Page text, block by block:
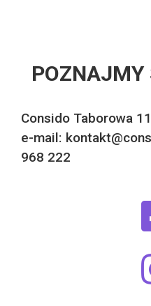
POZNAJMY
Consido Taborowa
e-mail:
968 222